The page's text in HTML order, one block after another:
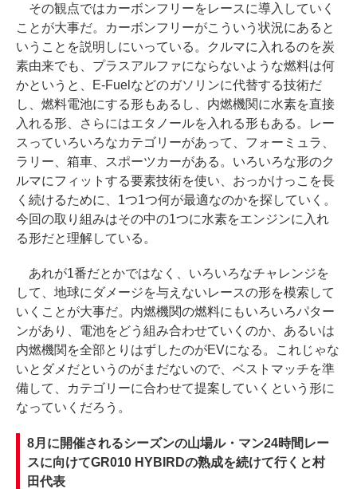
その観点ではカーボンフリーをレースに導入していく
ことが大事だ。カーボンフリーがこういう状況にあると
いうことを説明しにいっている。クルマに入れるのを炭
素由来でも、プラスアルファにならないような燃料は何
かというと、E-Fuelなどのガソリンに代替する技術だ
し、燃料電池にする形もあるし、内燃機関に水素を直接
入れる形、さらにはエタノールを入れる形もある。レー
スっていろいろなカテゴリーがあって、フォーミュラ、
ラリー、箱車、スポーツカーがある。いろいろな形のク
ルマにフィットする要素技術を使い、おっかけっこを長
く続けるために、1つ1つ何が最適なのかを探していく。
今回の取り組みはその中の1つに水素をエンジンに入れ
る形だと理解している。
あれが1番だとかではなく、いろいろなチャレンジを
して、地球にダメージを与えないレースの形を模索して
いくことが大事だ。内燃機関の燃料にもいろいろパター
ンがあり、電池をどう組み合わせていくのか、あるいは
内燃機関を全部とりはずしたのがEVになる。これじゃな
いとダメだというのがまだないので、ベストマッチを準
備して、カテゴリーに合わせて提案していくという形に
なっていくだろう。
8月に開催されるシーズンの山場ル・マン24時間レー
スに向けてGR010 HYBIRDの熟成を続けて行くと村
田代表